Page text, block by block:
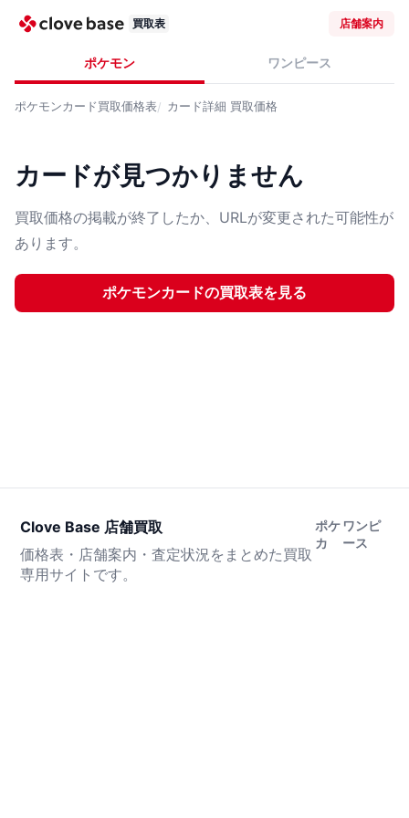
買取表 店舗案内
ポケモン ワンピース
ポケモンカード買取価格表 カード詳細 買取価格
カードが見つかりません
買取価格の掲載が終了したか、URLが変更された可能性が
あります。
ポケモンカードの買取表を見る
Clove Base 店舗買取
価格表・店舗案内・査定状況をまとめた買取
専用サイトです。
ポケ
カ
ワンピ
ース